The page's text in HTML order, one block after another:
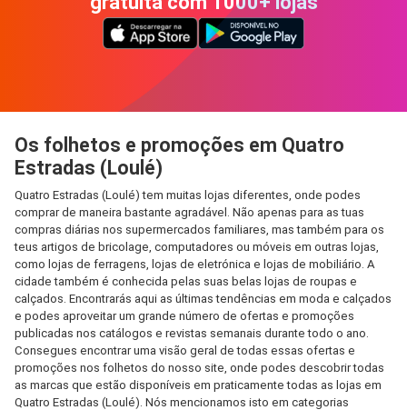
Os folhetos e promoções em Quatro
Estradas (Loulé)
Quatro Estradas (Loulé) tem muitas lojas diferentes, onde podes
comprar de maneira bastante agradável. Não apenas para as tuas
compras diárias nos supermercados familiares, mas também para os
teus artigos de bricolage, computadores ou móveis em outras lojas,
como lojas de ferragens, lojas de eletrónica e lojas de mobiliário. A
cidade também é conhecida pelas suas belas lojas de roupas e
calçados. Encontrarás aqui as últimas tendências em moda e calçados
e podes aproveitar um grande número de ofertas e promoções
publicadas nos catálogos e revistas semanais durante todo o ano.
Consegues encontrar uma visão geral de todas essas ofertas e
promoções nos folhetos do nosso site, onde podes descobrir todas
as marcas que estão disponíveis em praticamente todas as lojas em
Quatro Estradas (Loulé). Nós mencionamos isto em categorias